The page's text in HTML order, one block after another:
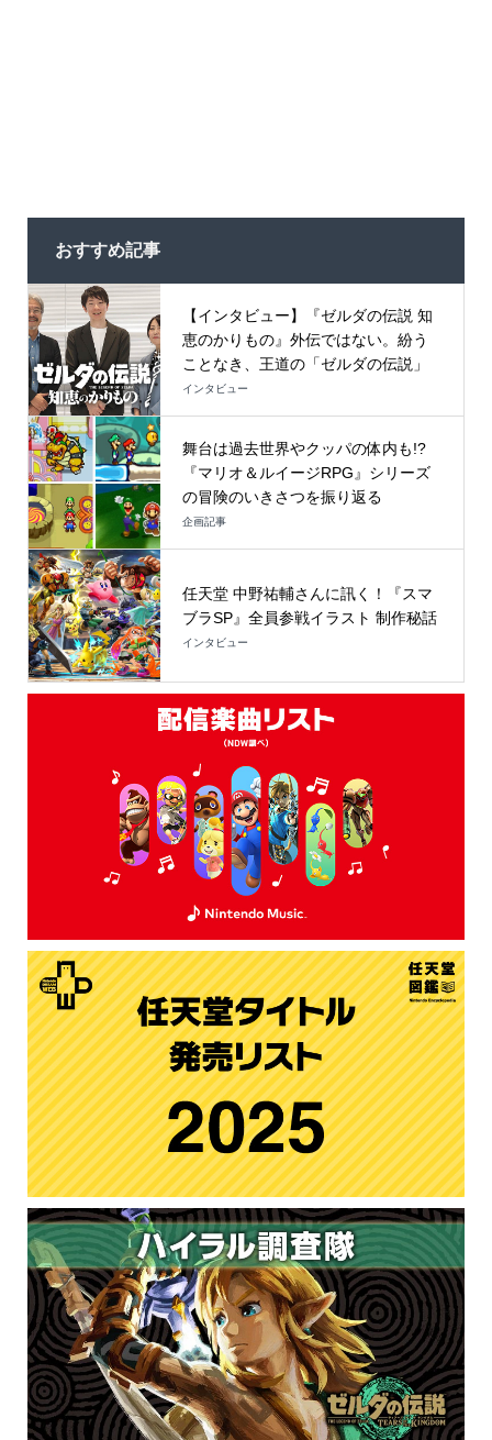
おすすめ記事
【インタビュー】『ゼルダの伝説 知
恵のかりもの』外伝ではない。紛う
ことなき、王道の「ゼルダの伝説」
インタビュー
舞台は過去世界やクッパの体内も!?
『マリオ＆ルイージRPG』シリーズ
の冒険のいきさつを振り返る
企画記事
任天堂 中野祐輔さんに訊く！『スマ
ブラSP』全員参戦イラスト 制作秘話
インタビュー